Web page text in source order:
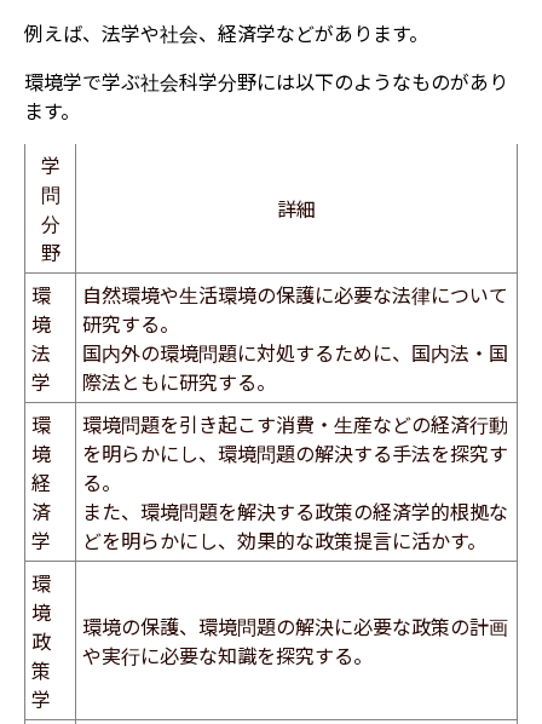
例えば、法学や社会、経済学などがあります。
環境学で学ぶ社会科学分野には以下のようなものがあり
ます。
学
問
分
野
詳細
環
境
法
学
自然環境や生活環境の保護に必要な法律について
研究する。
国内外の環境問題に対処するために、国内法・国
際法ともに研究する。
環
境
経
済
学
環境問題を引き起こす消費・生産などの経済行動
を明らかにし、環境問題の解決する手法を探究す
る。
また、環境問題を解決する政策の経済学的根拠な
どを明らかにし、効果的な政策提言に活かす。
環
境
政
策
学
環境の保護、環境問題の解決に必要な政策の計画
や実行に必要な知識を探究する。